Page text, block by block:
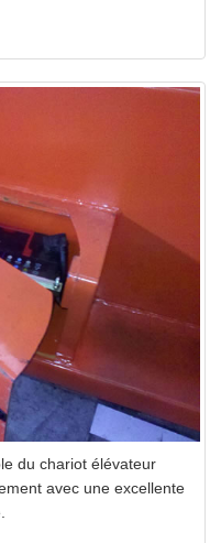
du chariot élévateur
avec une excellente